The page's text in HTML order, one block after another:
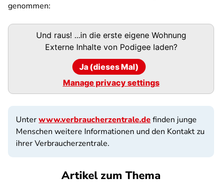
genommen:
Podigee-Und raus! ...in die erste eigene Wohnung
Externe Inhalte von Podigeeladen?
Ja (dieses Mal)
Manage privacy settings
Unterwww.verbraucherzentrale.definden junge
Menschen weitere Informationen und den Kontakt zu
ihrer Verbraucherzentrale.
Artikel zum Thema